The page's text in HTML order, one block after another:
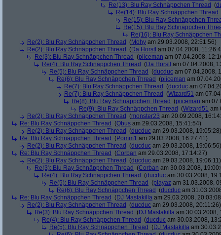
Re(13): Blu Ray Schnäppchen Thread (
Re(14): Blu Ray Schnäppchen Thread
Re(15): Blu Ray Schnäppchen
Re(15): Blu Ray Schnäppchen
Re(16): Blu Ray Schnäppchen
Re(2): Blu Ray Schnäppchen Thread (Mohy am 29.03.2008, 22:51:56)
Re(2): Blu Ray Schnäppchen Thread (Da Horstl am 07.04.2008,
Re(3): Blu Ray Schnäppchen Thread (piiceman am 07.04.2008,
Re(4): Blu Ray Schnäppchen Thread (Da Horstl am 07.04.2008,
Re(5): Blu Ray Schnäppchen Thread (ducduc am 07.04.2008,
Re(6): Blu Ray Schnäppchen Thread (piiceman am
Re(7): Blu Ray Schnäppchen Thread (ducduc am
Re(7): Blu Ray Schnäppchen Thread (Wizard51 am
Re(8): Blu Ray Schnäppchen Thread (piiceman am
Re(9): Blu Ray Schnäppchen Thread (Wizard51 am
Re(2): Blu Ray Schnäppchen Thread (monster23 am 20.09.2008,
Re: Blu Ray Schnäppchen Thread (Qbus am 29.03.2008, 15:41:54)
Re(2): Blu Ray Schnäppchen Thread (ducduc am 29.03.2008, 19:05:28)
Re: Blu Ray Schnäppchen Thread (Pomm1 am 29.03.2008, 16:27:41)
Re(2): Blu Ray Schnäppchen Thread (ducduc am 29.03.2008, 19:06:56)
Re: Blu Ray Schnäppchen Thread (Corban am 29.03.2008, 17:14:27)
Re(2): Blu Ray Schnäppchen Thread (ducduc am 29.03.2008, 19:06:11)
Re(3): Blu Ray Schnäppchen Thread (Corban am 30.03.2008,
Re(4): Blu Ray Schnäppchen Thread (ducduc am 30.03.2008,
Re(5): Blu Ray Schnäppchen Thread (playaz am 31.03.2008,
Re(6): Blu Ray Schnäppchen Thread (ducduc am
Re: Blu Ray Schnäppchen Thread (DJ Mastakilla am 29.03.2008,
Re(2): Blu Ray Schnäppchen Thread (ducduc am 29.03.2008, 20:11:26)
Re(3): Blu Ray Schnäppchen Thread (DJ Mastakilla am 30.03.2008,
Re(4): Blu Ray Schnäppchen Thread (ducduc am 30.03.2008,
Re(5): Blu Ray Schnäppchen Thread (DJ Mastakilla am